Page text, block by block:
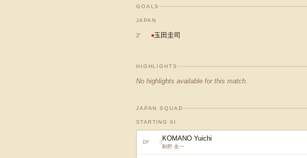
GOALS
JAPAN
2' 玉田圭司
HIGHLIGHTS
No highlights available for this match.
JAPAN SQUAD
STARTING XI
DF 3KOMANO Yuichi
駒野 友一